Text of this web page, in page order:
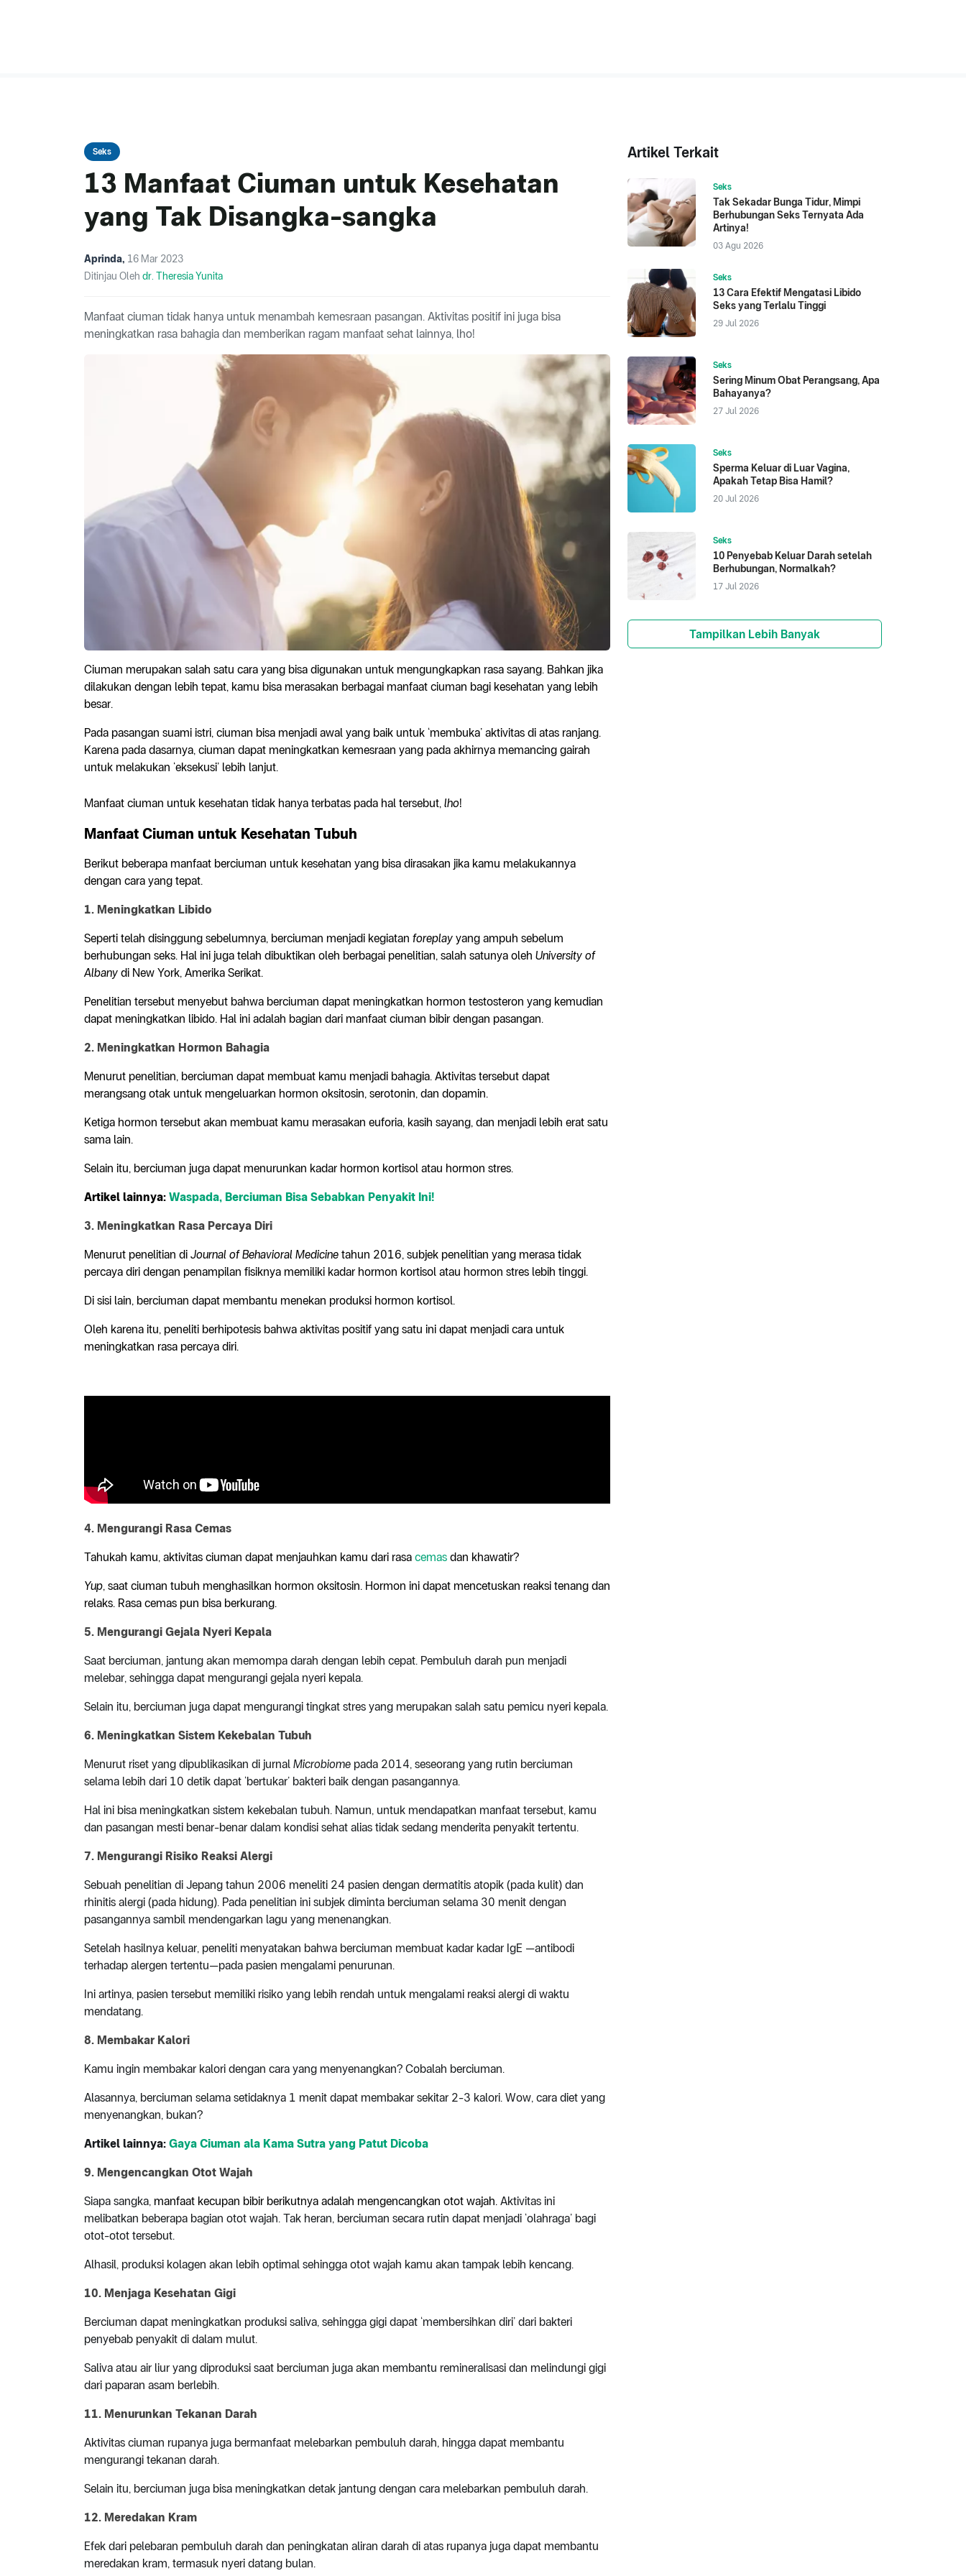
Seks
13 Manfaat Ciuman untuk Kesehatan
yang Tak Disangka-sangka
Aprinda, 16 Mar 2023
Ditinjau Oleh dr. Theresia Yunita
Manfaat ciuman tidak hanya untuk menambah kemesraan pasangan. Aktivitas positif ini juga bisa
meningkatkan rasa bahagia dan memberikan ragam manfaat sehat lainnya, lho!
Ciuman merupakan salah satu cara yang bisa digunakan untuk mengungkapkan rasa sayang. Bahkan jika
dilakukan dengan lebih tepat, kamu bisa merasakan berbagai manfaat ciuman bagi kesehatan yang lebih
besar.
Pada pasangan suami istri, ciuman bisa menjadi awal yang baik untuk ‘membuka’ aktivitas di atas ranjang.
Karena pada dasarnya, ciuman dapat meningkatkan kemesraan yang pada akhirnya memancing gairah
untuk melakukan ‘eksekusi’ lebih lanjut.
Manfaat ciuman untuk kesehatan tidak hanya terbatas pada hal tersebut, lho!
Manfaat Ciuman untuk Kesehatan Tubuh
Berikut beberapa manfaat berciuman untuk kesehatan yang bisa dirasakan jika kamu melakukannya
dengan cara yang tepat.
1. Meningkatkan Libido
Seperti telah disinggung sebelumnya, berciuman menjadi kegiatan foreplay yang ampuh sebelum
berhubungan seks. Hal ini juga telah dibuktikan oleh berbagai penelitian, salah satunya oleh University of
Albany di New York, Amerika Serikat.
Penelitian tersebut menyebut bahwa berciuman dapat meningkatkan hormon testosteron yang kemudian
dapat meningkatkan libido. Hal ini adalah bagian dari manfaat ciuman bibir dengan pasangan.
2. Meningkatkan Hormon Bahagia
Menurut penelitian, berciuman dapat membuat kamu menjadi bahagia. Aktivitas tersebut dapat
merangsang otak untuk mengeluarkan hormon oksitosin, serotonin, dan dopamin.
Ketiga hormon tersebut akan membuat kamu merasakan euforia, kasih sayang, dan menjadi lebih erat satu
sama lain.
Selain itu, berciuman juga dapat menurunkan kadar hormon kortisol atau hormon stres.
Artikel lainnya: Waspada, Berciuman Bisa Sebabkan Penyakit Ini!
3. Meningkatkan Rasa Percaya Diri
Menurut penelitian di Journal of Behavioral Medicine tahun 2016, subjek penelitian yang merasa tidak
percaya diri dengan penampilan fisiknya memiliki kadar hormon kortisol atau hormon stres lebih tinggi.
Di sisi lain, berciuman dapat membantu menekan produksi hormon kortisol.
Oleh karena itu, peneliti berhipotesis bahwa aktivitas positif yang satu ini dapat menjadi cara untuk
meningkatkan rasa percaya diri.
4. Mengurangi Rasa Cemas
Tahukah kamu, aktivitas ciuman dapat menjauhkan kamu dari rasa cemas dan khawatir?
Yup, saat ciuman tubuh menghasilkan hormon oksitosin. Hormon ini dapat mencetuskan reaksi tenang dan
relaks. Rasa cemas pun bisa berkurang.
5. Mengurangi Gejala Nyeri Kepala
Saat berciuman, jantung akan memompa darah dengan lebih cepat. Pembuluh darah pun menjadi
melebar, sehingga dapat mengurangi gejala nyeri kepala.
Selain itu, berciuman juga dapat mengurangi tingkat stres yang merupakan salah satu pemicu nyeri kepala.
6. Meningkatkan Sistem Kekebalan Tubuh
Menurut riset yang dipublikasikan di jurnal Microbiome pada 2014, seseorang yang rutin berciuman
selama lebih dari 10 detik dapat ‘bertukar’ bakteri baik dengan pasangannya.
Hal ini bisa meningkatkan sistem kekebalan tubuh. Namun, untuk mendapatkan manfaat tersebut, kamu
dan pasangan mesti benar-benar dalam kondisi sehat alias tidak sedang menderita penyakit tertentu.
7. Mengurangi Risiko Reaksi Alergi
Sebuah penelitian di Jepang tahun 2006 meneliti 24 pasien dengan dermatitis atopik (pada kulit) dan
rhinitis alergi (pada hidung). Pada penelitian ini subjek diminta berciuman selama 30 menit dengan
pasangannya sambil mendengarkan lagu yang menenangkan.
Setelah hasilnya keluar, peneliti menyatakan bahwa berciuman membuat kadar kadar IgE —antibodi
terhadap alergen tertentu—pada pasien mengalami penurunan.
Ini artinya, pasien tersebut memiliki risiko yang lebih rendah untuk mengalami reaksi alergi di waktu
mendatang.
8. Membakar Kalori
Kamu ingin membakar kalori dengan cara yang menyenangkan? Cobalah berciuman.
Alasannya, berciuman selama setidaknya 1 menit dapat membakar sekitar 2-3 kalori. Wow, cara diet yang
menyenangkan, bukan?
Artikel lainnya: Gaya Ciuman ala Kama Sutra yang Patut Dicoba
9. Mengencangkan Otot Wajah
Siapa sangka, manfaat kecupan bibir berikutnya adalah mengencangkan otot wajah. Aktivitas ini
melibatkan beberapa bagian otot wajah. Tak heran, berciuman secara rutin dapat menjadi ‘olahraga’ bagi
otot-otot tersebut.
Alhasil, produksi kolagen akan lebih optimal sehingga otot wajah kamu akan tampak lebih kencang.
10. Menjaga Kesehatan Gigi
Berciuman dapat meningkatkan produksi saliva, sehingga gigi dapat ‘membersihkan diri’ dari bakteri
penyebab penyakit di dalam mulut.
Saliva atau air liur yang diproduksi saat berciuman juga akan membantu remineralisasi dan melindungi gigi
dari paparan asam berlebih.
11. Menurunkan Tekanan Darah
Aktivitas ciuman rupanya juga bermanfaat melebarkan pembuluh darah, hingga dapat membantu
mengurangi tekanan darah.
Selain itu, berciuman juga bisa meningkatkan detak jantung dengan cara melebarkan pembuluh darah.
12. Meredakan Kram
Efek dari pelebaran pembuluh darah dan peningkatan aliran darah di atas rupanya juga dapat membantu
meredakan kram, termasuk nyeri datang bulan.
Artikel Terkait
Seks
Tak Sekadar Bunga Tidur, Mimpi
Berhubungan Seks Ternyata Ada
Artinya!
03 Agu 2026
Seks
13 Cara Efektif Mengatasi Libido
Seks yang Terlalu Tinggi
29 Jul 2026
Seks
Sering Minum Obat Perangsang, Apa
Bahayanya?
27 Jul 2026
Seks
Sperma Keluar di Luar Vagina,
Apakah Tetap Bisa Hamil?
20 Jul 2026
Seks
10 Penyebab Keluar Darah setelah
Berhubungan, Normalkah?
17 Jul 2026
Tampilkan Lebih Banyak